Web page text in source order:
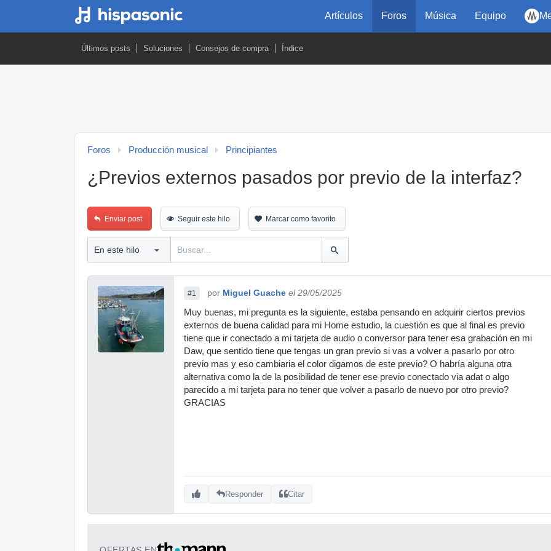
Artículos Foros Música Equipo
Últimos posts Soluciones Consejos de compra Índice
Foros Producción musical Principiantes
¿Previos externos pasados por previo de la interfaz?
Enviar post Seguir este hilo Marcar como favorito
#1 por Miguel Guache el 29/05/2025
Muy buenas, mi pregunta es la siguiente, estaba pensando en adquirir ciertos previos
externos de buena calidad para mi Home estudio, la cuestión es que al final es previo
tiene que ir conectado a mi tarjeta de audio o conversor para tener esa grabación en mi
Daw, que sentido tiene que tengas un gran previo si vas a volver a pasarlo por otro
previo mas y eso cambiaria el color digamos de este previo? O habría alguna otra
alternativa como la de la posibilidad de tener ese previo conectado via adat o algo
parecido a mi tarjeta para no tener que volver a pasarlo de nuevo por otro previo?
GRACIAS
Responder Citar